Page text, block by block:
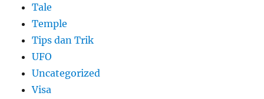
Tale
Temple
Tips dan Trik
UFO
Uncategorized
Visa